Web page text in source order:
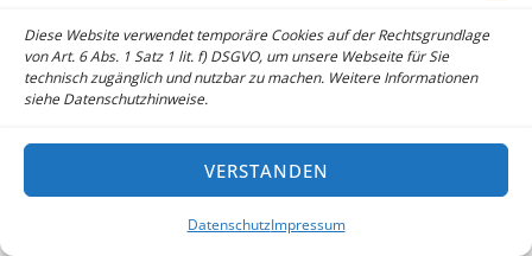
Diese Website verwendet temporäre Cookies auf der Rechtsgrundlage
von Art. 6 Abs. 1 Satz 1 lit. f) DSGVO, um unsere Webseite für Sie
technisch zugänglich und nutzbar zu machen. Weitere Informationen
siehe Datenschutzhinweise.
VERSTANDEN
DatenschutzImpressum